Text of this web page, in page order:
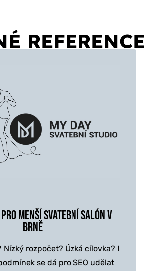
MENŠÍ SVATEBNÍ SALÓN V
BRNĚ
Nízký rozpočet? Úzká cílovka? I
se dá pro SEO udělat